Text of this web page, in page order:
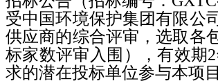
受中国环境保护集团有限公
供应商的综合评审，选取各
标家数评审入围），有效期2
求的潜在投标单位参与本项